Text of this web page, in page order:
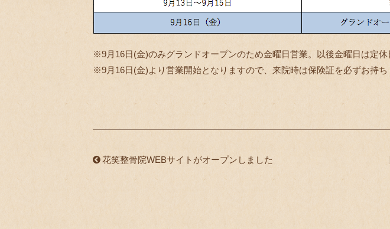
※9月16日(金)のみグランドオープンのため金曜日営業。以後金曜日は定休
※9月16日(金)より営業開始となりますので、来院時は保険証を必ずお持ち
花笑整骨院WEBサイトがオープンしました